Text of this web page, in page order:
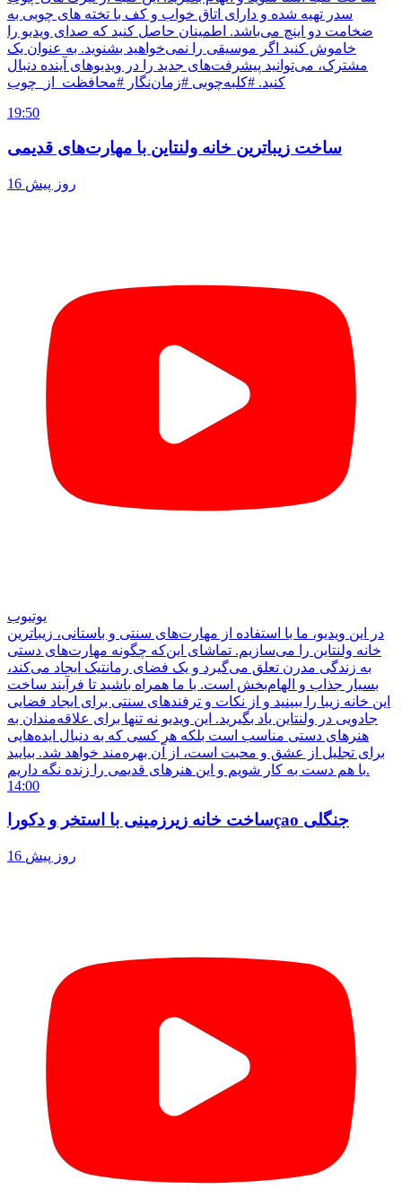
سدر تهیه شده و دارای اتاق خواب و کف با تخته های چوبی به
ضخامت دو اینچ می‌باشد. اطمینان حاصل کنید که صدای ویدیو را
خاموش کنید اگر موسیقی را نمی‌خواهید بشنوید. به عنوان یک
مشترک، می‌توانید پیشرفت‌های جدید را در ویدیوهای آینده دنبال
کنید. #کلبه‌چوبی #زمان‌نگار #محافظت_از_چوب
19:50
ساخت زیباترین خانه ولنتاین با مهارت‌های قدیمی
16 روز پیش
یوتیوب
در این ویدیو، ما با استفاده از مهارت‌های سنتی و باستانی، زیباترین
خانه ولنتاین را می‌سازیم. تماشای این‌که چگونه مهارت‌های دستی
به زندگی مدرن تعلق می‌گیرد و یک فضای رمانتیک ایجاد می‌کند،
بسیار جذاب و الهام‌بخش است. با ما همراه باشید تا فرآیند ساخت
این خانه زیبا را ببینید و از نکات و ترفندهای سنتی برای ایجاد فضایی
جادویی در ولنتاین یاد بگیرید. این ویدیو نه تنها برای علاقه‌مندان به
هنرهای دستی مناسب است بلکه هر کسی که به دنبال ایده‌هایی
برای تجلیل از عشق و محبت است، از آن بهره‌مند خواهد شد. بیایید
با هم دست به کار شویم و این هنرهای قدیمی را زنده نگه داریم.
14:00
ساخت خانه زیرزمینی با استخر و دکوراçao جنگلی
16 روز پیش